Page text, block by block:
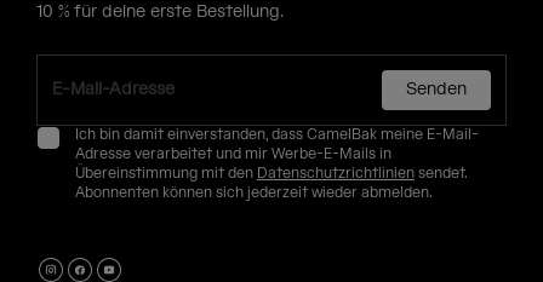
10 % für deine erste Bestellung.
Senden
Ich bin damit einverstanden, dass CamelBak meine E-Mail-
Adresse verarbeitet und mir Werbe-E-Mails in
Übereinstimmung mit den Datenschutzrichtlinien sendet.
Abonnenten können sich jederzeit wieder abmelden.